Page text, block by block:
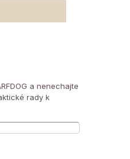
a nenechajte
rady k